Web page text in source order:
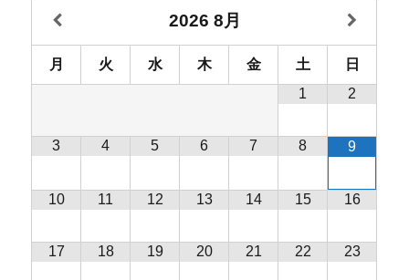
2026 8月
月 火 水 木 金 土
日
1
2
3 4 5 6 7 8 9
10 11 12 13 14 15 16
17 18 19 20 21 22 23